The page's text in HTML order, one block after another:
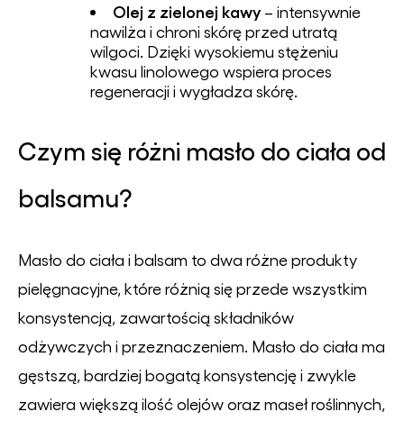
Olej z zielonej kawy – intensywnie
nawilża i chroni skórę przed utratą
wilgoci. Dzięki wysokiemu stężeniu
kwasu linolowego wspiera proces
regeneracji i wygładza skórę.
Czym się różni masło do ciała od
balsamu?
Masło do ciała i balsam to dwa różne produkty
pielęgnacyjne, które różnią się przede wszystkim
konsystencją, zawartością składników
odżywczych i przeznaczeniem. Masło do ciała ma
gęstszą, bardziej bogatą konsystencję i zwykle
zawiera większą ilość olejów oraz maseł roślinnych,